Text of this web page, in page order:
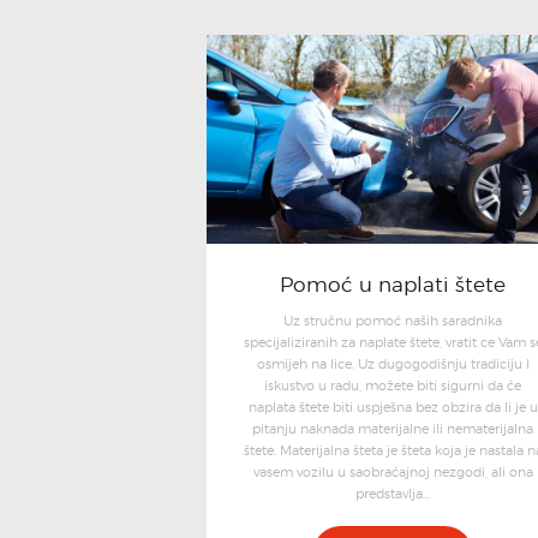
Pomoć u naplati štete
Uz stručnu pomoć naših saradnika
specijaliziranih za naplate štete, vratit ce Vam
osmijeh na lice. Uz dugogodišnju tradiciju I
iskustvo u radu, možete biti sigurni da će
naplata štete biti uspješna bez obzira da li je u
pitanju naknada materijalne ili nematerijalna
štete. Materijalna šteta je šteta koja je nastala
vasem vozilu u saobraćajnoj nezgodi, ali ona
predstavlja…